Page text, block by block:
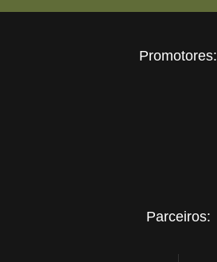
Promotores:
Parceiros: